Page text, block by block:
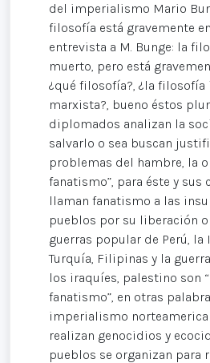
del imperialismo Mario
filosofía está gravemente
entrevista a M. Bunge: la
muerto, pero está
¿qué filosofía?, ¿la filosofía
marxista?, bueno éstos
diplomados analizan la
salvarlo o sea buscan
problemas del hambre, la
fanatismo”, para éste y sus
llaman fanatismo a las
pueblos por su liberación o
guerras popular de Perú, la
Turquía, Filipinas y la
los iraquíes, palestino son
fanatismo”, en otras
imperialismo
realizan genocidios y
pueblos se organizan para